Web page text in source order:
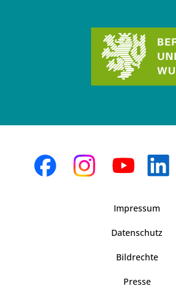
Impressum
Datenschutz
Bildrechte
Presse